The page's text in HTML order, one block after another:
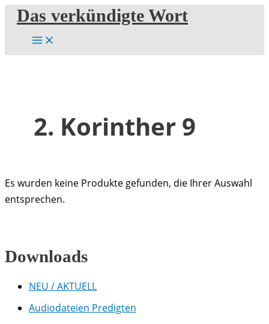
Zum
Inhalt
springen
Das verkündigte Wort
2. Korinther 9
Es wurden keine Produkte gefunden, die Ihrer Auswahl
entsprechen.
Downloads
NEU / AKTUELL
Audiodateien Predigten